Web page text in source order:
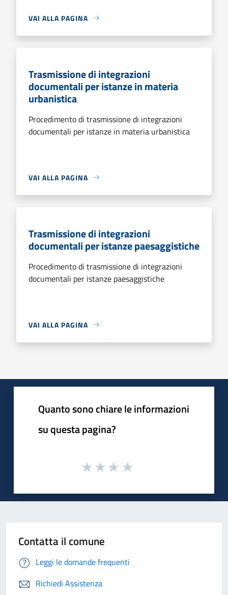
VAI ALLA PAGINA
Trasmissione di integrazioni
documentali per istanze in materia
urbanistica
Procedimento di trasmissione di integrazioni
documentali per istanze in materia urbanistica
VAI ALLA PAGINA
Trasmissione di integrazioni
documentali per istanze paesaggistiche
Procedimento di trasmissione di integrazioni
documentali per istanze paesaggistiche
VAI ALLA PAGINA
Quanto sono chiare le informazioni
su questa pagina?
Contatta il comune
Leggi le domande frequenti
Richiedi Assistenza